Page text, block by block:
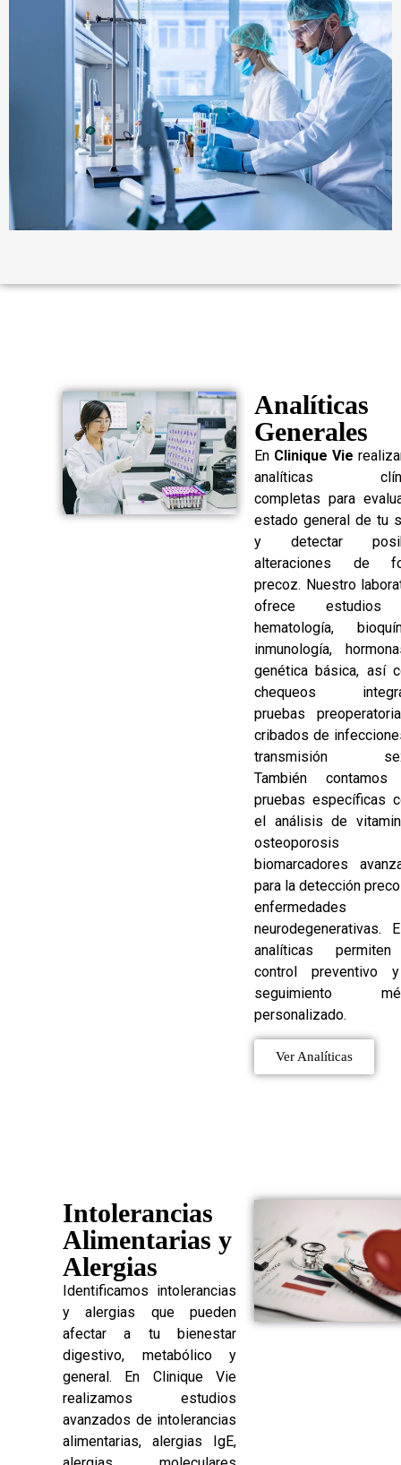
Analíticas
Generales
En Clinique Vie
analíticas
completas para
estado general de tu
y detectar
alteraciones de
precoz. Nuestro
ofrece
hematología,
inmunología,
genética básica, así
chequeos
pruebas
cribados de
transmisión
También contamos
pruebas específicas
el análisis de
biomarcadores
para la detección
enfermedades
neurodegenerativas.
analíticas
control preventivo
seguimiento
personalizado.
Ver Analíticas
Intolerancias
Alimentarias y
Alergias
Identificamos intolerancias
y alergias que pueden
afectar a tu bienestar
digestivo, metabólico y
general. En Clinique Vie
realizamos estudios
avanzados de intolerancias
alimentarias, alergias IgE,